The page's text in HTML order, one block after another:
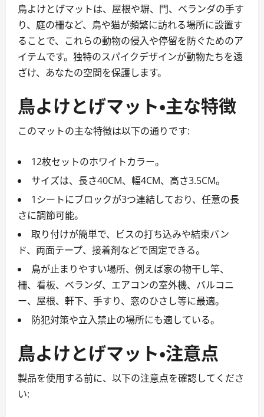
鳥よけとげマットは、屋根や塀、門、ベランダの手す
り、庭の柵など、鳥や猫が頻繁に訪れる場所に設置す
ることで、これらの動物の侵入や停留を防ぐためのア
イテムです。独特のスパイクデザインが動物たちを遠
ざけ、あなたの空間を保護します。
鳥よけとげマット・主な特徴
このマットの主な特徴は以下の通りです:
12枚セットのホワイトカラー。
サイズは、長さ40CM、幅4CM、高さ3.5CM。
1シートにブロックが3つ連結しており、任意の長
さに調節可能。
取り付けが簡単で、ビスの打ち込みや結束バン
ド、両面テープ、接着剤などで固定できる。
鳥が止まりやすい場所、例えば家の物干し竿、
柵、看板、ベランダ、エアコンの室外機、バルコニ
ー、屋根、軒下、手すり、窓のひさし等に最適。
防犯対策や立入禁止の場所にも適している。
鳥よけとげマット・注意点
製品を使用する前に、以下の注意点を確認してくださ
い: